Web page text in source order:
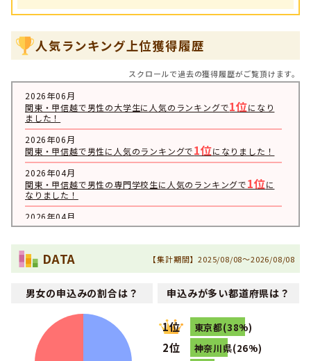
人気ランキング上位獲得履歴
スクロールで過去の獲得履歴がご覧頂けます。
2026年06月
関東・甲信越で男性の大学生に人気のランキングで1位になり
ました！
2026年06月
関東・甲信越で男性に人気のランキングで1位になりました！
2026年04月
関東・甲信越で男性の専門学校生に人気のランキングで1位に
なりました！
2026年04月
全国で男性の専門学校生に人気のランキングで1位になりまし
2025年12月
関東・甲信越で男性の社会人に人気のランキングで1位になり
関東・甲信越で男性のその他に人気のランキングで1位
ました！
2023年02月
DATA 【集計期間】2025/08/08～2026/08/08
男女の申込みの割合は？ 申込みが多い都道府県は？
1位 東京都(38%)
2位 神奈川県(26%)